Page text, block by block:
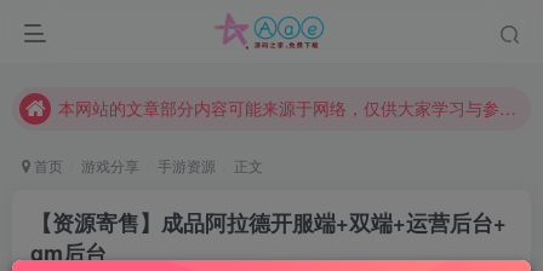
现在赞助会员享受专属折扣，详情点击此条公告。
本网站的文章部分内容可能来源于网络，仅供大家学习与参考，如有侵权，请联系站长QQ466107887进行删除处理。
首页 游戏分享 手游资源 正文
【资源寄售】成品阿拉德开服端+双端+运营后台+
gm后台